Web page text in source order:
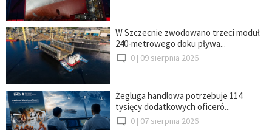
W Szczecnie zwodowano trzeci moduł
240-metrowego doku pływa...
0 | 09 sierpnia 2026
Żegluga handlowa potrzebuje 114
tysięcy dodatkowych oficeró...
0 | 07 sierpnia 2026